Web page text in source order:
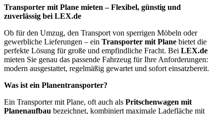
Transporter mit Plane mieten – Flexibel, günstig und
zuverlässig bei LEX.de
Ob für den Umzug, den Transport von sperrigen Möbeln oder
gewerbliche Lieferungen – ein Transporter mit Plane bietet die
perfekte Lösung für große und empfindliche Fracht. Bei LEX.de
mieten Sie genau das passende Fahrzeug für Ihre Anforderungen:
modern ausgestattet, regelmäßig gewartet und sofort einsatzbereit.
Was ist ein Planentransporter?
Ein Transporter mit Plane, oft auch als Pritschenwagen mit
Planenaufbau bezeichnet, kombiniert maximale Ladefläche mit